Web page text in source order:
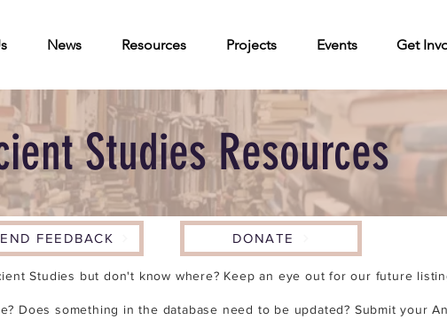
News Resources Projects Events Get
Studies Resources
FEEDBACK DONATE
Studies but don't know where? Keep an eye out for our future
Does something in the database need to be updated? Submit your